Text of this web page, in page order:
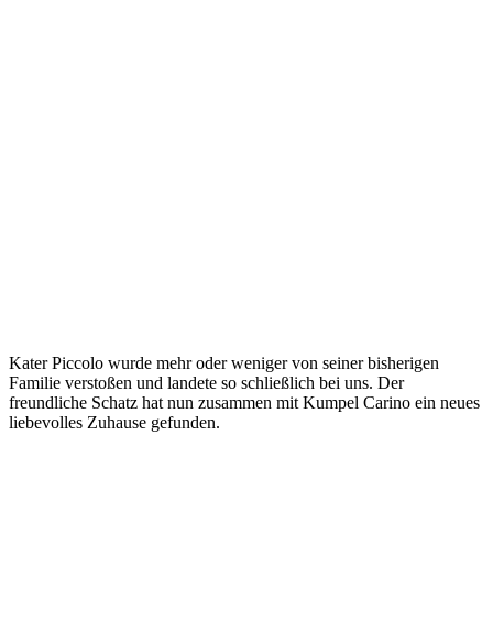
Kater Piccolo wurde mehr oder weniger von seiner bisherigen
Familie verstoßen und landete so schließlich bei uns. Der
freundliche Schatz hat nun zusammen mit Kumpel Carino ein neues
liebevolles Zuhause gefunden.